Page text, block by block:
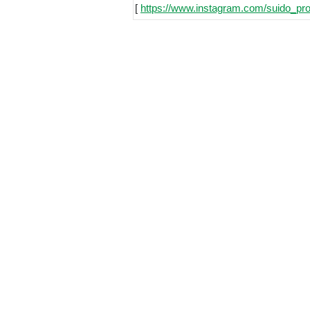
[ https://www.instagram.com/